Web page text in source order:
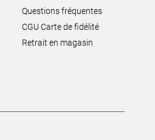
Questions fréquentes
CGU Carte de fidélité
Retrait en magasin